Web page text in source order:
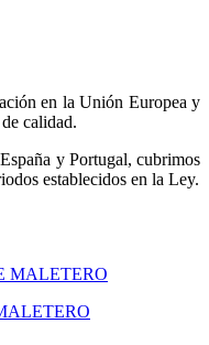
en la Unión Europea y
calidad.
y Portugal, cubrimos
establecidos en la Ley.